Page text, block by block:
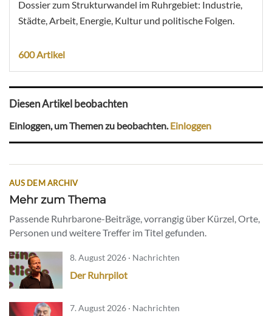
Dossier zum Strukturwandel im Ruhrgebiet: Industrie,
Städte, Arbeit, Energie, Kultur und politische Folgen.
600 Artikel
Diesen Artikel beobachten
Einloggen, um Themen zu beobachten.Einloggen
AUS DEM ARCHIV
Mehr zum Thema
Passende Ruhrbarone-Beiträge, vorrangig über Kürzel, Orte,
Personen und weitere Treffer im Titel gefunden.
8. August 2026 · Nachrichten
Der Ruhrpilot
7. August 2026 · Nachrichten